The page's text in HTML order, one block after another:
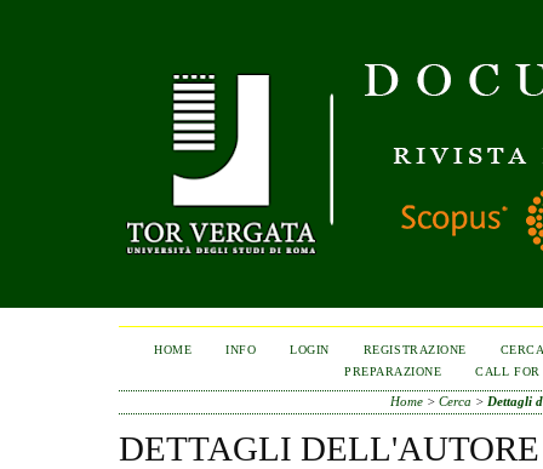
HOME INFO LOGIN REGISTRAZIONE
PREPARAZIONE
CALL FOR
Home> Cerca > Dettagli
DETTAGLI DELL'AUTORE